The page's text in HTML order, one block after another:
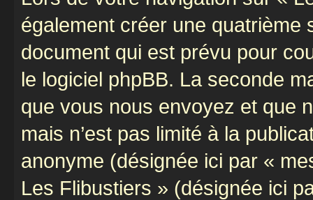
également créer une
document qui est prévu pour
le logiciel phpBB. La seconde
que vous nous envoyez et que
mais n’est pas limité à la
anonyme (désignée ici par «
Les Flibustiers » (désignée ici